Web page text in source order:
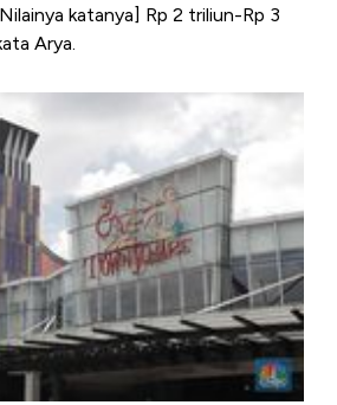
katanya] Rp 2 triliun-Rp 3
Arya.